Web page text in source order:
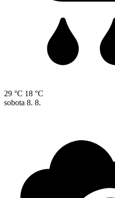
29 °C 18 °C
sobota 8. 8.